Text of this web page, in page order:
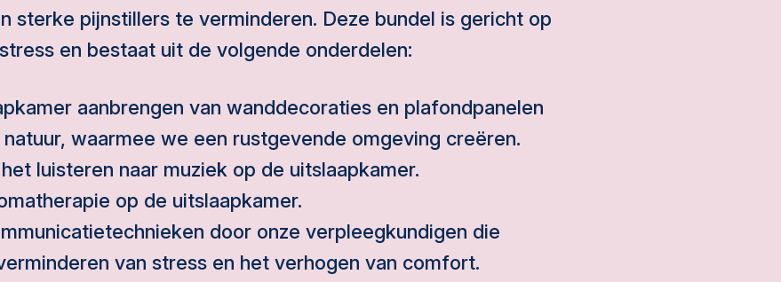
sterke pijnstillers te verminderen. Deze bundel is gericht op
en bestaat uit de volgende onderdelen:
aanbrengen van wanddecoraties en plafondpanelen
waarmee we een rustgevende omgeving creëren.
luisteren naar muziek op de uitslaapkamer.
op de uitslaapkamer.
door onze verpleegkundigen die
van stress en het verhogen van comfort.